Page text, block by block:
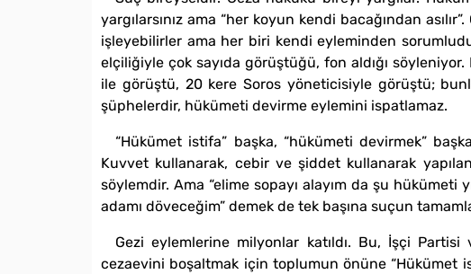
yargılarsınız ama “her koyun kendi bacağından
işleyebilirler ama her biri kendi eyleminden
elçiliğiyle çok sayıda görüştüğü, fon aldığı
ile görüştü, 20 kere Soros yöneticisiyle görüştü;
şüphelerdir, hükümeti devirme eylemini ispatlamaz.
“Hükümet istifa” başka, “hükümeti devirmek”
Kuvvet kullanarak, cebir ve şiddet kullanarak
söylemdir. Ama “elime sopayı alayım da şu hükümeti
adamı döveceğim” demek de tek başına suçun
Gezi eylemlerine milyonlar katıldı. Bu, İşçi
cezaevini boşaltmak için toplumun önüne “Hükümet